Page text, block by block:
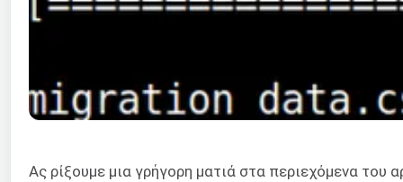
Ας ρίξουμε μια γρήγορη ματιά στα περιεχόμενα του